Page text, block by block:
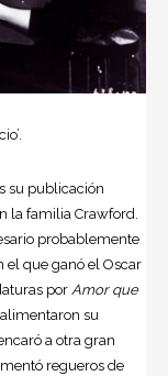
su publicación
la familia Crawford.
probablemente
el que ganó el Oscar
por Amor que
su
a otra gran
regueros de